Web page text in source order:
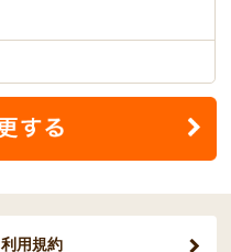
利用規約